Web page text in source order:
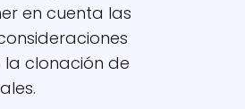
en cuenta las
clonación de